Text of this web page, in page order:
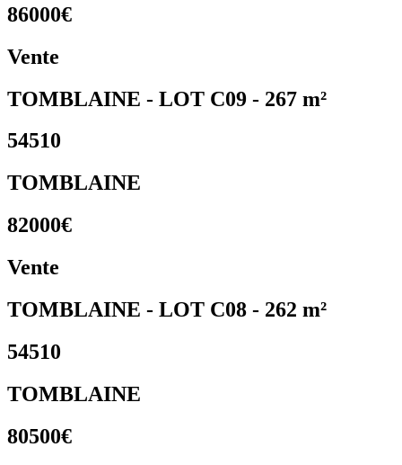
86000€
Vente
TOMBLAINE - LOT C09 - 267 m²
54510
TOMBLAINE
82000€
Vente
TOMBLAINE - LOT C08 - 262 m²
54510
TOMBLAINE
80500€